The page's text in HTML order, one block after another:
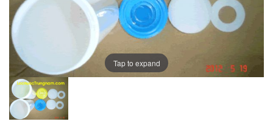
Tap to expand